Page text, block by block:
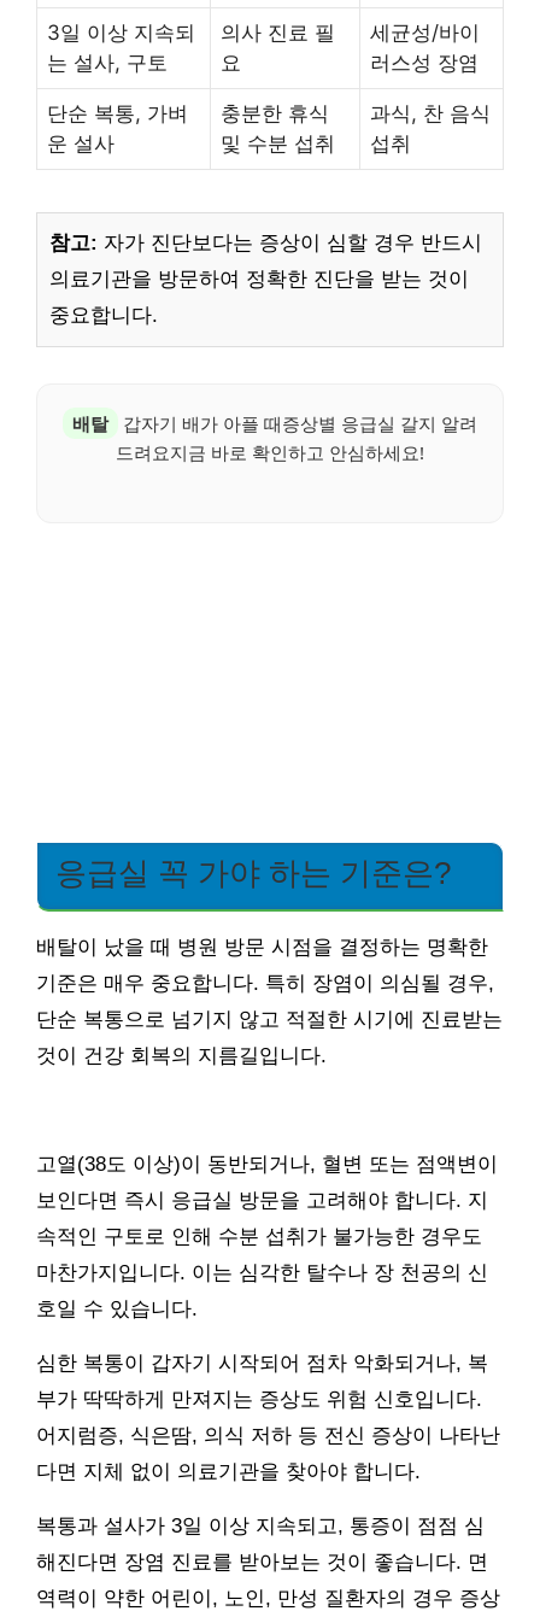
3일 이상 지속되
는 설사, 구토
의사 진료 필
요
세균성/바이
러스성 장염
단순 복통, 가벼
운 설사
충분한 휴식
및 수분 섭취
과식, 찬 음식
섭취
참고: 자가 진단보다는 증상이 심할 경우 반드시
의료기관을 방문하여 정확한 진단을 받는 것이
중요합니다.
배탈
갑자기 배가 아플 때증상별 응급실 갈지 알려
드려요지금 바로 확인하고 안심하세요!
응급실 꼭 가야 하는 기준은?
배탈이 났을 때 병원 방문 시점을 결정하는 명확한
기준은 매우 중요합니다. 특히 장염이 의심될 경우,
단순 복통으로 넘기지 않고 적절한 시기에 진료받는
것이 건강 회복의 지름길입니다.
고열(38도 이상)이 동반되거나, 혈변 또는 점액변이
보인다면 즉시 응급실 방문을 고려해야 합니다. 지
속적인 구토로 인해 수분 섭취가 불가능한 경우도
마찬가지입니다. 이는 심각한 탈수나 장 천공의 신
호일 수 있습니다.
심한 복통이 갑자기 시작되어 점차 악화되거나, 복
부가 딱딱하게 만져지는 증상도 위험 신호입니다.
어지럼증, 식은땀, 의식 저하 등 전신 증상이 나타난
다면 지체 없이 의료기관을 찾아야 합니다.
복통과 설사가 3일 이상 지속되고, 통증이 점점 심
해진다면 장염 진료를 받아보는 것이 좋습니다. 면
역력이 약한 어린이, 노인, 만성 질환자의 경우 증상